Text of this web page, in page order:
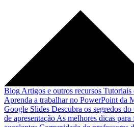
Blog Artigos e outros recursos Tutoriais
Aprenda a trabalhar no PowerPoint da
Google Slides Descubra os segredos
de apresentação As melhores dicas para